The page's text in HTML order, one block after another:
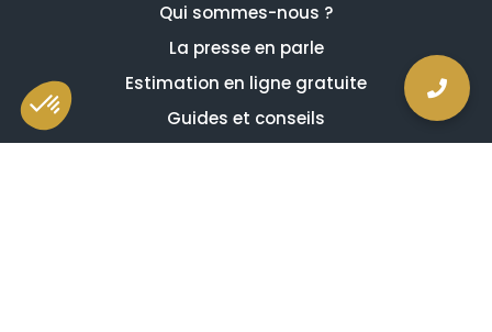
Qui sommes-nous ?
La presse en parle
Estimation en ligne gratuite
Guides et conseils